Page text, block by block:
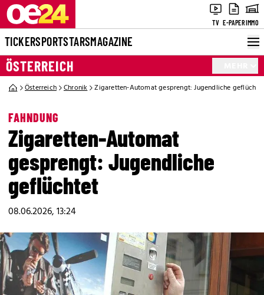
TV E-PAPERIMMO
TICKERSPORTSTARSMAGAZINE
ÖSTERREICH
Österreich Chronik Zigaretten-Automat gesprengt: Jugendliche geflüchtet
FAHNDUNG
Zigaretten-Automat
gesprengt: Jugendliche
geflüchtet
08.06.2026, 13:24